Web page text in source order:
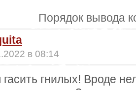
Порядок вывода
в 08:14
гнилых! Вроде